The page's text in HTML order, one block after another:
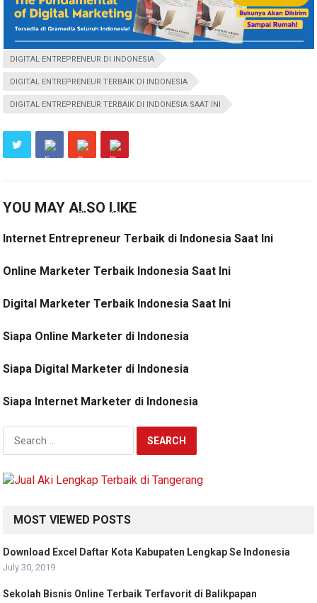
DIGITAL ENTREPRENEUR DI INDONESIA
DIGITAL ENTREPRENEUR TERBAIK DI INDONESIA
DIGITAL ENTREPRENEUR TERBAIK DI INDONESIA SAAT INI
YOU MAY ALSO LIKE
Internet Entrepreneur Terbaik di Indonesia Saat Ini
Online Marketer Terbaik Indonesia Saat Ini
Digital Marketer Terbaik Indonesia Saat Ini
Siapa Online Marketer di Indonesia
Siapa Digital Marketer di Indonesia
Siapa Internet Marketer di Indonesia
Search
for:
MOST VIEWED POSTS
Download Excel Daftar Kota Kabupaten Lengkap Se Indonesia
July 30, 2019
Sekolah Bisnis Online Terbaik Terfavorit di Balikpapan